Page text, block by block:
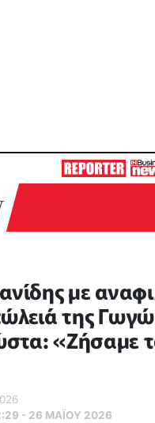
με
της Γωγώ
«Ζήσαμε
- 26 ΜΑΪ́ΟΥ 2026